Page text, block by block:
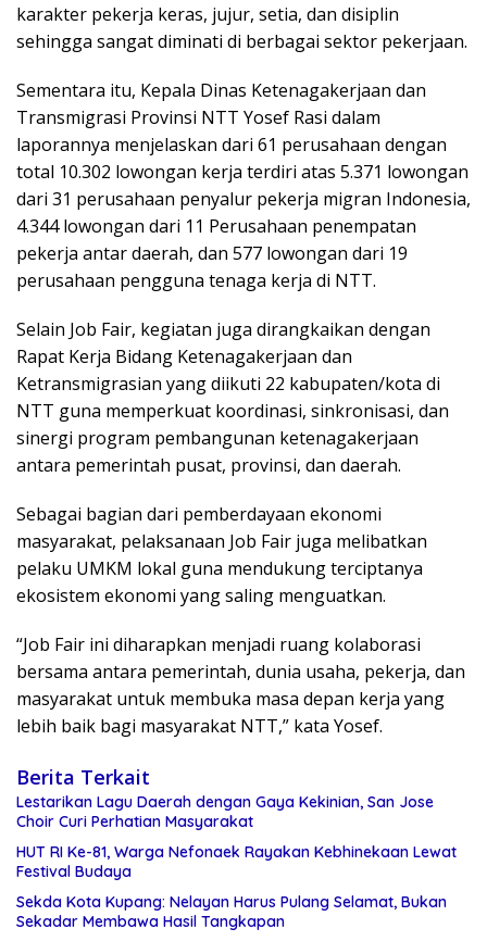
karakter pekerja keras, jujur, setia, dan disiplin
sehingga sangat diminati di berbagai sektor pekerjaan.
Sementara itu, Kepala Dinas Ketenagakerjaan dan
Transmigrasi Provinsi NTT Yosef Rasi dalam
laporannya menjelaskan dari 61 perusahaan dengan
total 10.302 lowongan kerja terdiri atas 5.371 lowongan
dari 31 perusahaan penyalur pekerja migran Indonesia,
4.344 lowongan dari 11 Perusahaan penempatan
pekerja antar daerah, dan 577 lowongan dari 19
perusahaan pengguna tenaga kerja di NTT.
Selain Job Fair, kegiatan juga dirangkaikan dengan
Rapat Kerja Bidang Ketenagakerjaan dan
Ketransmigrasian yang diikuti 22 kabupaten/kota di
NTT guna memperkuat koordinasi, sinkronisasi, dan
sinergi program pembangunan ketenagakerjaan
antara pemerintah pusat, provinsi, dan daerah.
Sebagai bagian dari pemberdayaan ekonomi
masyarakat, pelaksanaan Job Fair juga melibatkan
pelaku UMKM lokal guna mendukung terciptanya
ekosistem ekonomi yang saling menguatkan.
“Job Fair ini diharapkan menjadi ruang kolaborasi
bersama antara pemerintah, dunia usaha, pekerja, dan
masyarakat untuk membuka masa depan kerja yang
lebih baik bagi masyarakat NTT,” kata Yosef.
Berita Terkait
Lestarikan Lagu Daerah dengan Gaya Kekinian, San Jose
Choir Curi Perhatian Masyarakat
HUT RI Ke-81, Warga Nefonaek Rayakan Kebhinekaan Lewat
Festival Budaya
Sekda Kota Kupang: Nelayan Harus Pulang Selamat, Bukan
Sekadar Membawa Hasil Tangkapan